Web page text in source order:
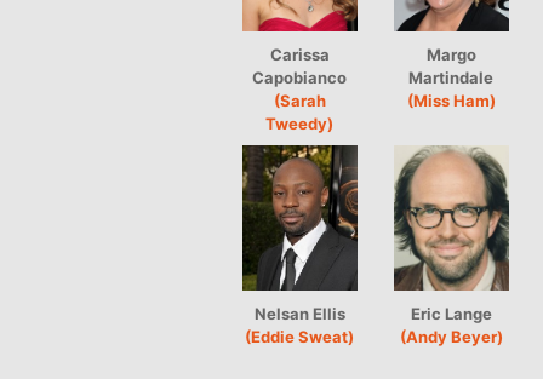
Carissa
Capobianco
(Sarah
Tweedy)
Margo
Martindale
(Miss Ham)
Nelsan Ellis
(Eddie Sweat)
Eric Lange
(Andy Beyer)